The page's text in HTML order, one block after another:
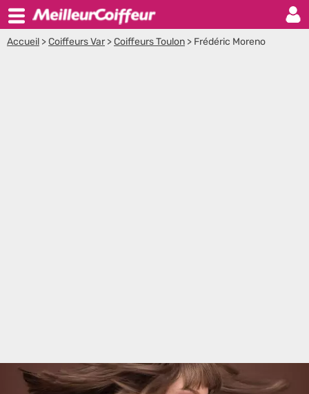
Accueil >Coiffeurs Var >Coiffeurs Toulon > Frédéric Moreno